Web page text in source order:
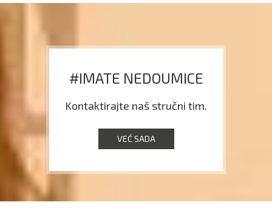
#IMATE NEDOUMICE
Kontaktirajte naš stručni tim.
VEĆ SADA